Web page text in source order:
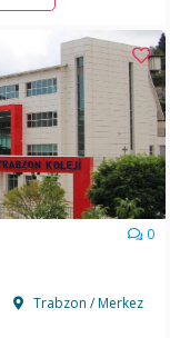
0
Trabzon / Merkez